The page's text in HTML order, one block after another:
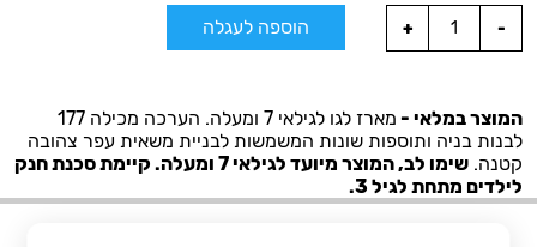
הוספה לעגלה
המוצר במלאי -
מארז לגו לגילאי 7 ומעלה. הערכה מכילה 177
לבנות בניה ותוספות שונות המשמשות לבניית משאית עפר צהובה
קטנה.
שימו לב, המוצר מיועד לגילאי 7 ומעלה. קיימת סכנת חנק
לילדים מתחת לגיל 3.